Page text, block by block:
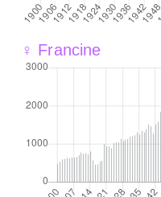
♀ Francine